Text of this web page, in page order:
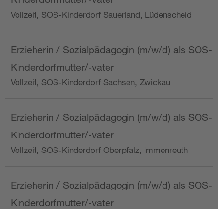
Vollzeit, SOS-Kinderdorf Sauerland, Lüdenscheid
Erzieherin / Sozialpädagogin (m/w/d) als SOS-
Kinderdorfmutter/-vater
Vollzeit, SOS-Kinderdorf Sachsen, Zwickau
Erzieherin / Sozialpädagogin (m/w/d) als SOS-
Kinderdorfmutter/-vater
Vollzeit, SOS-Kinderdorf Oberpfalz, Immenreuth
Erzieherin / Sozialpädagogin (m/w/d) als SOS-
Kinderdorfmutter/-vater